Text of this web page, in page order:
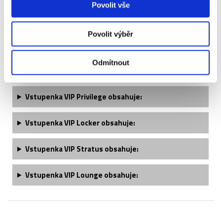
Povolit vše
Povolit výběr
Odmítnout
Vstupenka VIP Travel Club - 1. kategorie obsahuje:
Vstupenka VIP Travel Club Premium obsahuje:
Vstupenka VIP Privilege obsahuje:
Vstupenka VIP Locker obsahuje:
Vstupenka VIP Stratus obsahuje:
Vstupenka VIP Lounge obsahuje: